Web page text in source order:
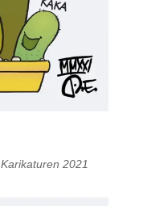
Karikaturen 2021